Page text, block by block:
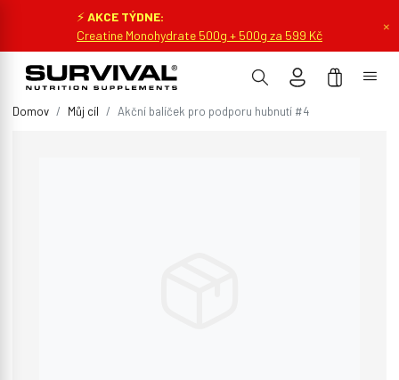
⚡AKCE TÝDNE:
Creatine Monohydrate 500g + 500g za 599 Kč
×
Domov Můj cíl Akční balíček pro podporu hubnutí #4